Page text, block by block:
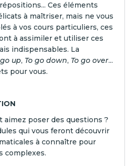
Ces éléments
à maîtriser, mais ne vous
à vos cours particuliers, ces
à assimiler et utiliser ces
indispensables. La
up, To go down, To go over...
pour vous.
aimez poser des questions ?
qui vous feront découvrir
à connaître pour
complexes.